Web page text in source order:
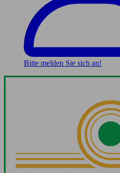
Bitte melden Sie sich an!